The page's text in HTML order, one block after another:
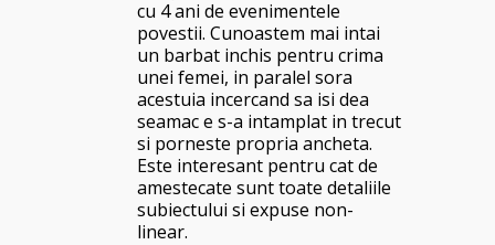
cu 4 ani de evenimentele
povestii. Cunoastem mai intai
un barbat inchis pentru crima
unei femei, in paralel sora
acestuia incercand sa isi dea
seamac e s-a intamplat in trecut
si porneste propria ancheta.
Este interesant pentru cat de
amestecate sunt toate detaliile
subiectului si expuse non-
linear.